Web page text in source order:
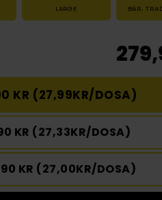
LARGE BÄR,
KR (27,99KR/DOSA)
KR (27,33KR/DOSA)
KR (27,00KR/DOSA)